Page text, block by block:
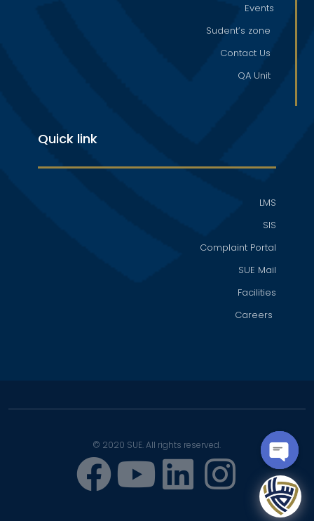
Events
Sudent’s zone
Contact Us
QA Unit
Quick link
LMS
SIS
Complaint Portal
SUE Mail
Facilities
Careers
© 2020 SUE. All rights reserved.
OPEN
CHATY